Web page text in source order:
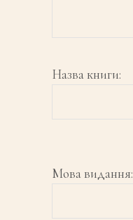
Назва книги:
Мова видання: